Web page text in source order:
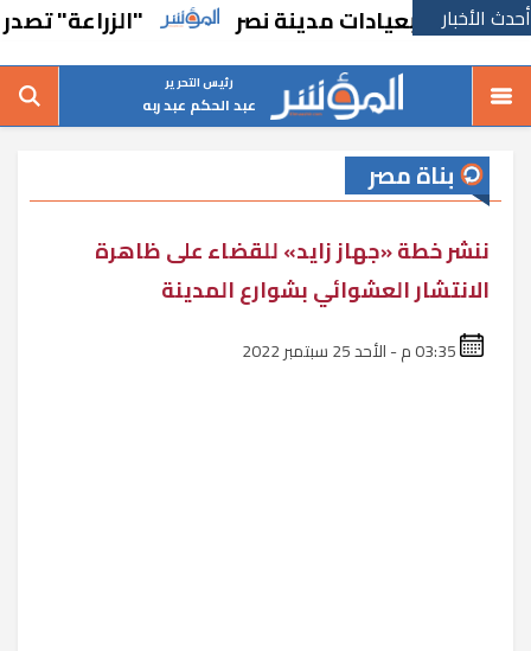
أحدث الأخبار
بعيادات مدينة نصر "الزراعة" تصدر 712 ترخيص تشغيل جديد لمشروعات الثروة الحيوانية والداجنة
رئيس التحرير
عبد الحكم عبد ربه
بناة مصر
ننشر خطة «جهاز زايد» للقضاء على ظاهرة
الانتشار العشوائي بشوارع المدينة